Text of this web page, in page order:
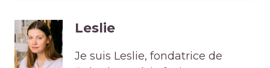
Leslie
Je suis Leslie, fondatrice de